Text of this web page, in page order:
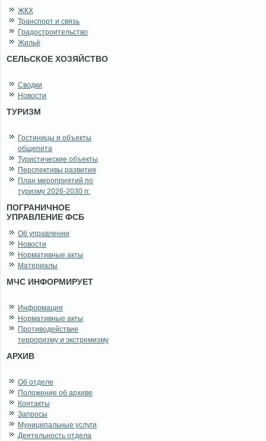
ЖКХ
Транспорт и связь
Градостроительство
Жильё
СЕЛЬСКОЕ ХОЗЯЙСТВО
Сводки
Новости
ТУРИЗМ
Гостиницы и объекты
общепита
Туристические объекты
Перспективы развития
План мероприятий по
туризму 2026-2030 гг.
ПОГРАНИЧНОЕ
УПРАВЛЕНИЕ ФСБ
Об управлении
Новости
Нормативные акты
Материалы
МЧС ИНФОРМИРУЕТ
Информация
Нормативные акты
Противодействие
терроризму и экстремизму
АРХИВ
Об отделе
Положение об архиве
Контакты
Запросы
Муниципальные услуги
Деятельность отдела